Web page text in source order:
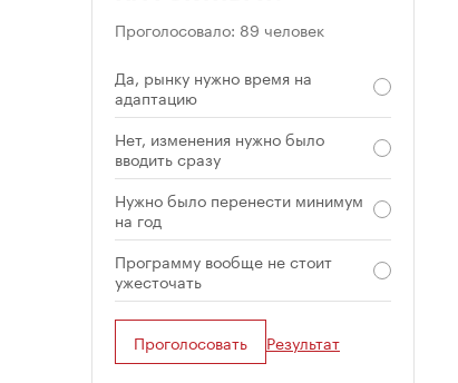
Проголосовало: 89 человек
Да, рынку нужно время на
адаптацию
Нет, изменения нужно было
вводить сразу
Нужно было перенести минимум
на год
Программу вообще не стоит
ужесточать
Проголосовать Результат